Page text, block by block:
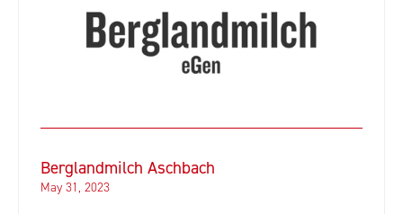
Berglandmilch Aschbach
May 31, 2023